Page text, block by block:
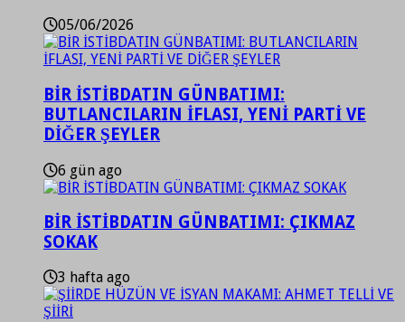
05/06/2026
BİR İSTİBDATIN GÜNBATIMI:
BUTLANCILARIN İFLASI, YENİ PARTİ VE
DİĞER ŞEYLER
6 gün ago
BİR İSTİBDATIN GÜNBATIMI: ÇIKMAZ
SOKAK
3 hafta ago